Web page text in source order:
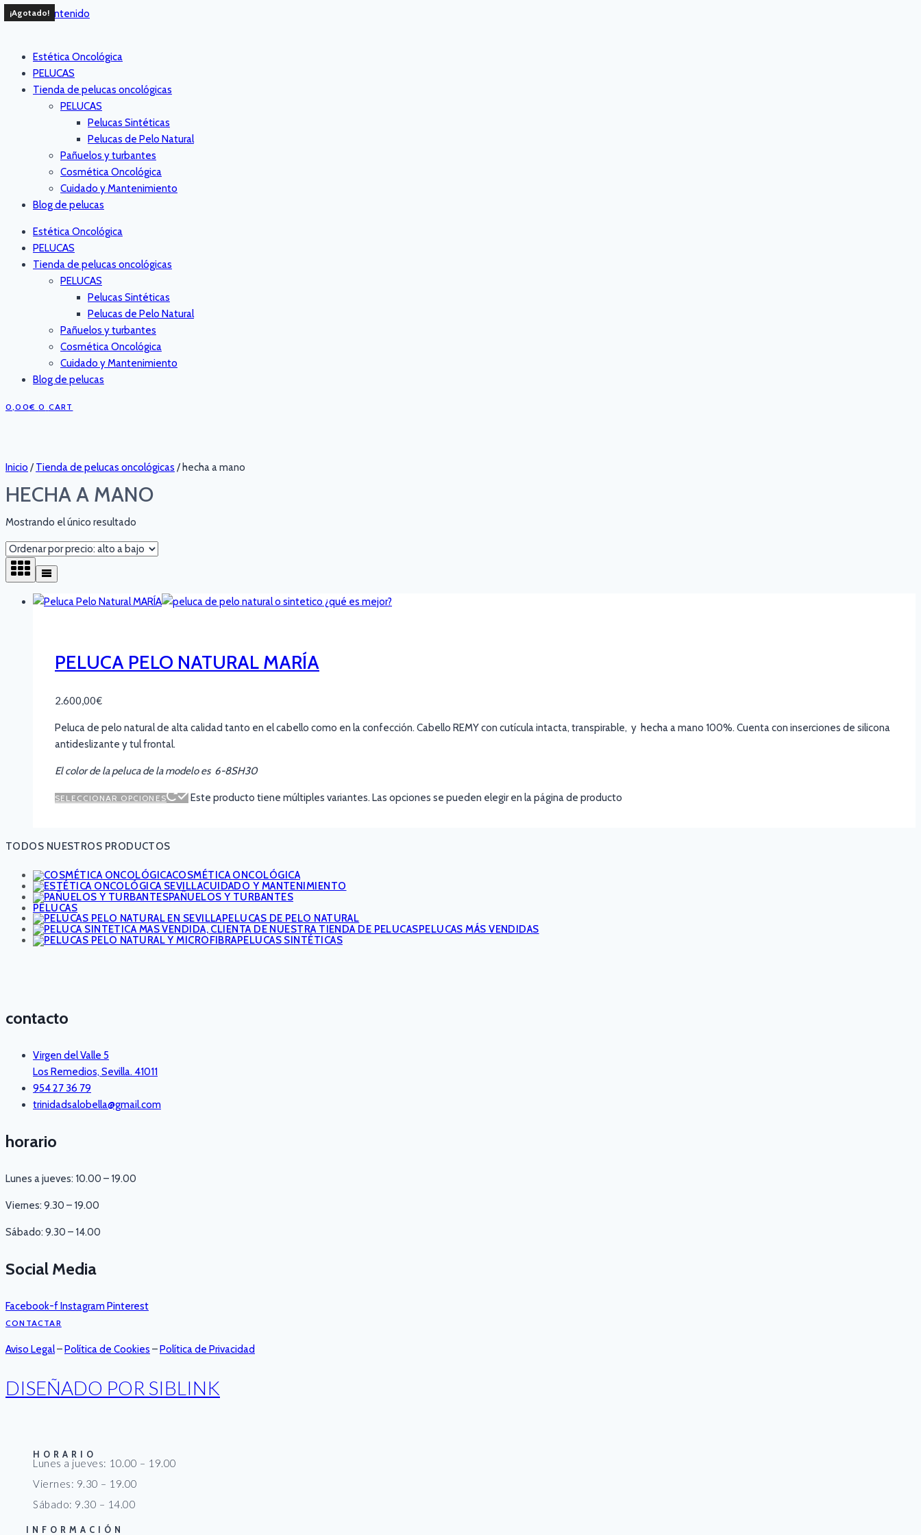
Saltar al contenido
Estética Oncológica
PELUCAS
Tienda de pelucas oncológicas
PELUCAS
Pelucas Sintéticas
Pelucas de Pelo Natural
Pañuelos y turbantes
Cosmética Oncológica
Cuidado y Mantenimiento
Blog de pelucas
Estética Oncológica
PELUCAS
Tienda de pelucas oncológicas
PELUCAS
Pelucas Sintéticas
Pelucas de Pelo Natural
Pañuelos y turbantes
Cosmética Oncológica
Cuidado y Mantenimiento
Blog de pelucas
0,00€ 0 CART
Inicio / Tienda de pelucas oncológicas / hecha a mano
HECHA A MANO
Mostrando el único resultado
¡Agotado!
PELUCA PELO NATURAL MARÍA
2.600,00€
Peluca de pelo natural de alta calidad tanto en el cabello como en la confección. Cabello REMY con cutícula intacta, transpirable, y hecha a mano 100%. Cuenta con inserciones de silicona
antideslizante y tul frontal.
El color de la peluca de la modelo es 6-8SH30
SELECCIONAR OPCIONES Este producto tiene múltiples variantes. Las opciones se pueden elegir en la página de producto
TODOS NUESTROS PRODUCTOS
COSMÉTICA ONCOLÓGICA
CUIDADO Y MANTENIMIENTO
PAÑUELOS Y TURBANTES
PELUCAS
PELUCAS DE PELO NATURAL
PELUCAS MÁS VENDIDAS
PELUCAS SINTÉTICAS
contacto
Virgen del Valle 5
Los Remedios, Sevilla. 41011
954 27 36 79
trinidadsalobella@gmail.com
horario
Lunes a jueves: 10.00 – 19.00
Viernes: 9.30 – 19.00
Sábado: 9.30 – 14.00
Social Media
Facebook-fInstagramPinterest
CONTACTAR
Aviso Legal–Política de Cookies –Política de Privacidad
DISEÑADO POR SIBLINK
HORARIO
Lunes a jueves: 10.00 – 19.00
Viernes: 9.30 – 19.00
Sábado: 9.30 – 14.00
INFORMACIÓN